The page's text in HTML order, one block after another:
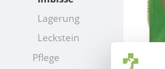
Lagerung
Leckstein
Pflege